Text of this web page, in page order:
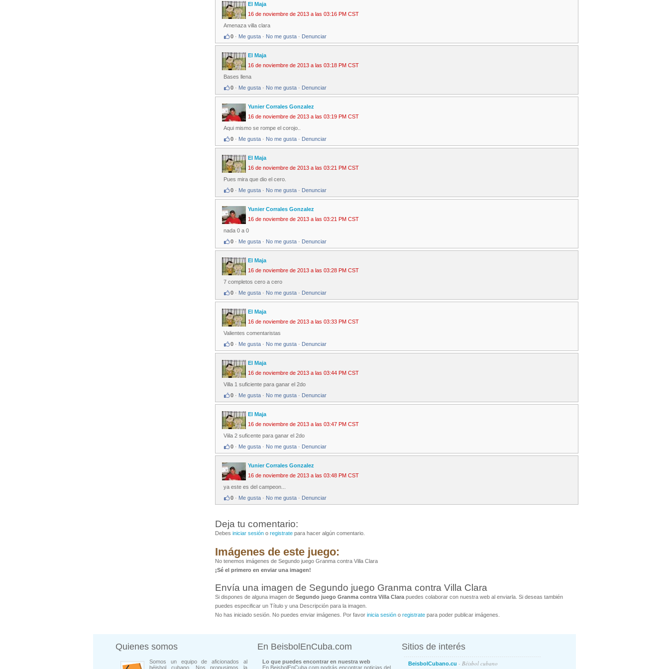
El Maja
16 de noviembre de 2013 a las 03:16 PM CST
Amenaza villa clara
0 · Me gusta · No me gusta · Denunciar
El Maja
16 de noviembre de 2013 a las 03:18 PM CST
Bases llena
0 · Me gusta · No me gusta · Denunciar
Yunier Corrales Gonzalez
16 de noviembre de 2013 a las 03:19 PM CST
Aqui mismo se rompe el corojo..
0 · Me gusta · No me gusta · Denunciar
El Maja
16 de noviembre de 2013 a las 03:21 PM CST
Pues mira que dio el cero.
0 · Me gusta · No me gusta · Denunciar
Yunier Corrales Gonzalez
16 de noviembre de 2013 a las 03:21 PM CST
nada 0 a 0
0 · Me gusta · No me gusta · Denunciar
El Maja
16 de noviembre de 2013 a las 03:28 PM CST
7 completos cero a cero
0 · Me gusta · No me gusta · Denunciar
El Maja
16 de noviembre de 2013 a las 03:33 PM CST
Valientes comentaristas
0 · Me gusta · No me gusta · Denunciar
El Maja
16 de noviembre de 2013 a las 03:44 PM CST
Villa 1 suficiente para ganar el 2do
0 · Me gusta · No me gusta · Denunciar
El Maja
16 de noviembre de 2013 a las 03:47 PM CST
Viila 2 suficente para ganar el 2do
0 · Me gusta · No me gusta · Denunciar
Yunier Corrales Gonzalez
16 de noviembre de 2013 a las 03:48 PM CST
ya este es del campeon...
0 · Me gusta · No me gusta · Denunciar
Deja tu comentario:
Debes iniciar sesión o registrate para hacer algún comentario.
Imágenes de este juego:
No tenemos imágenes de Segundo juego Granma contra Villa Clara
¡Sé el primero en enviar una imagen!
Envía una imagen de Segundo juego Granma contra Villa Clara
Si dispones de alguna imagen de Segundo juego Granma contra Villa Clara puedes colaborar con nuestra web al enviarla. Si deseas también
puedes especificar un Título y una Descripción para la imagen.
No has iniciado sesión. No puedes enviar imágenes. Por favor inicia sesión o registrate para poder publicar imágenes.
Quienes somos
Somos un equipo de aficionados al
béisbol cubano. Nos propusimos la
En BeisbolEnCuba.com
Lo que puedes encontrar en nuestra web
En BeisbolEnCuba.com podrás encontrar noticias del
Sitios de interés
BeisbolCubano.cu - Béisbol cubano